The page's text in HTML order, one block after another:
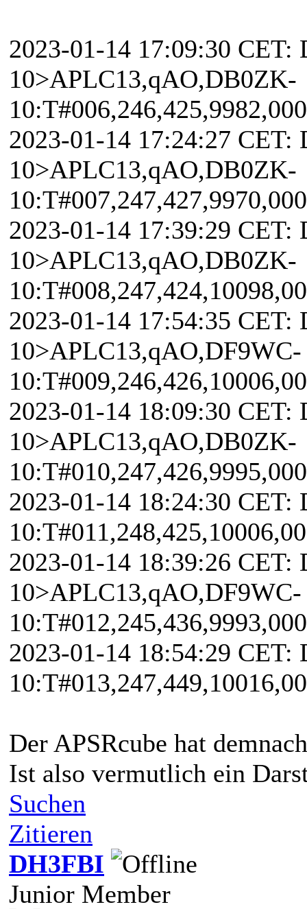
2023-01-14 17:09:30 CET:
10>APLC13,qAO,DB0ZK-
2023-01-14 17:24:27 CET:
10>APLC13,qAO,DB0ZK-
2023-01-14 17:39:29 CET:
10>APLC13,qAO,DB0ZK-
2023-01-14 17:54:35 CET:
10>APLC13,qAO,DF9WC-
2023-01-14 18:09:30 CET:
10>APLC13,qAO,DB0ZK-
2023-01-14 18:24:30
2023-01-14 18:39:26 CET:
10>APLC13,qAO,DF9WC-
2023-01-14 18:54:29
Der APSRcube hat
Ist also vermutlich ein
Suchen
Zitieren
DH3FBI
Junior Member